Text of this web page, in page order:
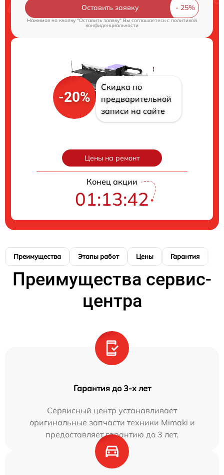
Оставить заявку
Нажимая на кнопку "Оставить заявку" Вы соглашаетесь cполитикой
конфиденциальности
-20%
Скидка по
предварительной
записи на сайте
Цены на ремонт
Конец акции
01:13:41
Преимущества Этапы работ Цены Гарантия
Преимущества сервис-
центра
Гарантия до 3-х лет
Сервисный центр устанавливает
оригинальные запчасти техники Mimaki и
предоставляет гарантию до 3 лет.